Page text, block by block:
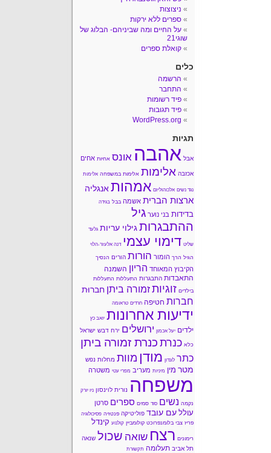
ניצוצות
ספרים ללא ירקות
על החיים ומה שביניהם- הבלוג של
שוגי21
קואלת ספרים
כלים
הרשמה
התחבר
פיד רשומות
פיד תגובות
WordPress.org
תגיות
אבל אהבה אונס אחיות אחים
אכזבה אלימות אלימות במשפחה אלימות
נגד נשים אלכוהוליזם אמהותאנגליה
ארצות הברית אשמה בבל בגידה
בדידות בני נוער גיל
ההתבגרות גילוי עריות גלעד
שליט דימוי עצמי דנה אלעזר-הלוי
הגיל הרך הומור הורות הורים הנסיך
הקיבוץ המאוחד הריון השמנה
התאבדות התבגרות התעללות התעללות
בילדים זוגיותזמורה ביתן חברוּת
חברות חטיפה חרדים טראומה
ידיעות אחרונות יואב כץ
ילדים יעל אכמון ירושלים ירח דבש ישראל
כלא כנרת כנרת זמורה ביתן
כתר לונדון מודן מוות מחלות נפש
מטר מין מיניות מעריב מפרי עטי משטרה
משפחה נורית לוינסון ניו יורק
נקמה נשים סוד סמים ספרים סרטן
עולל עם עובד פוליטיקה פנטזיה פסיכולוגיה
פריז צבי בלומנפרוכט קולומביין קולנוע קינדל
רימונים רצח שואה שכול שנאה
תל אביב תעלומה תקשורת